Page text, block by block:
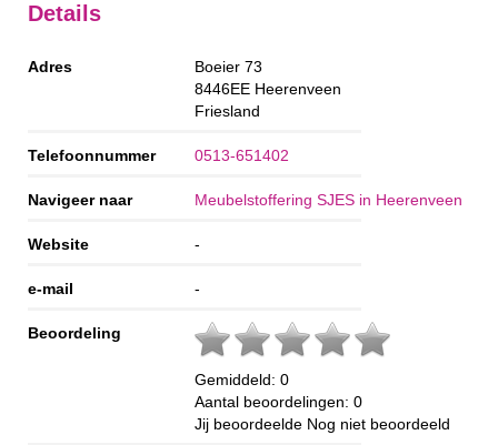
Details
Adres
Boeier 73
8446EE Heerenveen
Friesland
Telefoonnummer 0513-651402
Navigeer naar Meubelstoffering SJES in Heerenveen
Website -
e-mail -
Beoordeling
Gemiddeld: 0
Aantal beoordelingen: 0
Jij beoordeelde Nog niet beoordeeld